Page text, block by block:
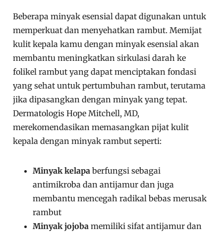
Beberapa minyak esensial dapat digunakan untuk
memperkuat dan menyehatkan rambut. Memijat
kulit kepala kamu dengan minyak esensial akan
membantu meningkatkan sirkulasi darah ke
folikel rambut yang dapat menciptakan fondasi
yang sehat untuk pertumbuhan rambut, terutama
jika dipasangkan dengan minyak yang tepat.
Dermatologis Hope Mitchell, MD,
merekomendasikan memasangkanpijat kulit
kepala denganminyak rambut seperti:
Minyak kelapa berfungsi sebagai
antimikroba dan antijamur dan juga
membantu mencegah radikal bebas merusak
rambut
Minyak jojoba memiliki sifat antijamur dan